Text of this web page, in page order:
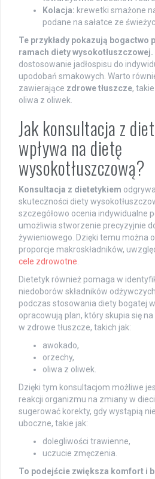
Kolacja: krewetki smażone
podane na sałatce ze
Te przykłady pokazują bogactwo
ramach diety wysokotłuszczowej.
dostosowanie jadłospisu do
upodobań smakowych. Warto
zawierające zdrowe tłuszcze,
oliwa z oliwek.
Jak konsultacja z
wpływa na dietę
wysokotłuszczową?
Konsultacja z dietetykiem
skuteczności diety
szczegółowo ocenia indywidualne
umożliwia stworzenie precyzyjnie
żywieniowego. Dzięki temu można
proporcje makroskładników,
cele zdrowotne
Dietetyk również pomaga w
niedoborów składników
podczas stosowania diety bogatej
opracowują plan, który skupia się
w zdrowe tłuszcze, takich jak:
awokado,
orzechy,
oliwa z oliwek.
Dzięki tym konsultacjom możliwe
reakcji organizmu na zmiany w
sugerować korekty, gdy wystąpią
uboczne, takie jak:
dolegliwości trawienne,
uczucie zmęczenia.
To podejście zwiększa komfort i